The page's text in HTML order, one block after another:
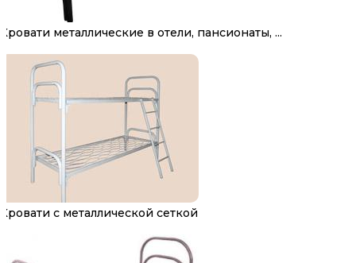
Кровати металлические в отели, пансионаты, ...
Кровати с металлической сеткой